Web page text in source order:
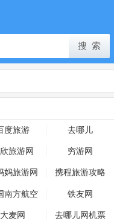
度旅游 去哪儿
旅游网 穷游网
妈旅游网 携程旅游攻略
南方航空 铁友网
大麦网 去哪儿网机票